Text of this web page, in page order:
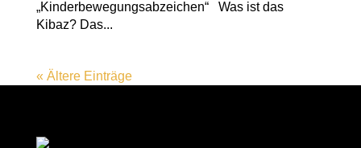
„Kinderbewegungsabzeichen“ Was ist das
Kibaz? Das...
« Ältere Einträge